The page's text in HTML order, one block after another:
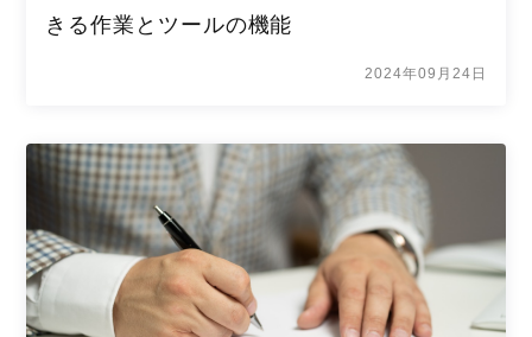
きる作業とツールの機能
2024年09月24日